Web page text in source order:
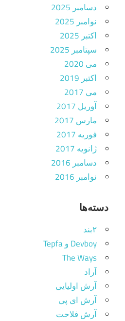
دسامبر 2025
نوامبر 2025
اکتبر 2025
سپتامبر 2025
می 2020
اکتبر 2019
می 2017
آوریل 2017
مارس 2017
فوریه 2017
ژانویه 2017
دسامبر 2016
نوامبر 2016
دسته‌ها
۲بند
Devboy و Tepfa
The Ways
آراد
آرش اولیایی
آرش ای پی
آرش فلاحت